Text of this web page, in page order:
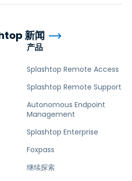
产品
Splashtop Remote Access
Splashtop Remote Support
Autonomous Endpoint
Management
Splashtop Enterprise
Foxpass
继续探索
新闻